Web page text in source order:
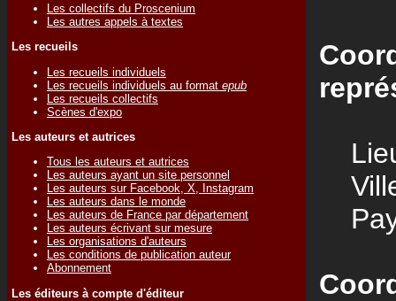
Les collectifs du Proscenium
Les autres appels à textes
Les recueils
Les recueils individuels
Les recueils individuels au format epub
Les recueils collectifs
Scènes d'expo
Les auteurs et autrices
Tous les auteurs et autrices
Les auteurs ayant un site personnel
Les auteurs sur Facebook, X, Instagram
Les auteurs dans le monde
Les auteurs de France par département
Les auteurs écrivant sur mesure
Les organisations d'auteurs
Les conditions de publication auteur
Abonnement
Les éditeurs à compte d'éditeur